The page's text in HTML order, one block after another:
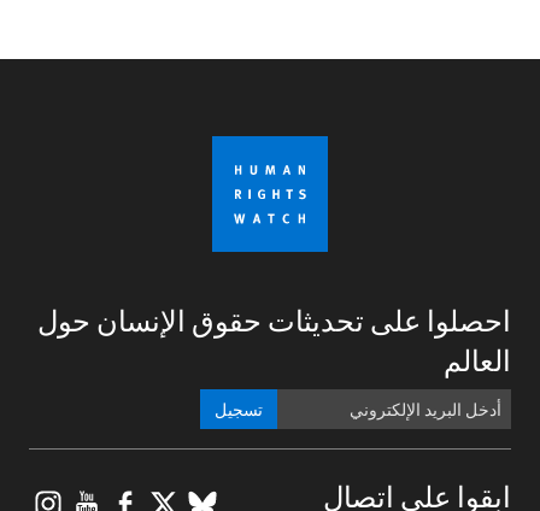
احصلوا على تحديثات حقوق الإنسان حول
العالم
تسجيل
ابقوا على اتصال